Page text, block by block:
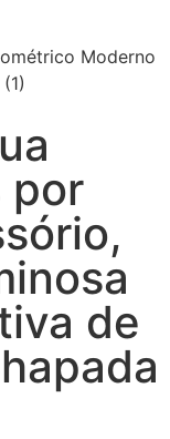
por
de